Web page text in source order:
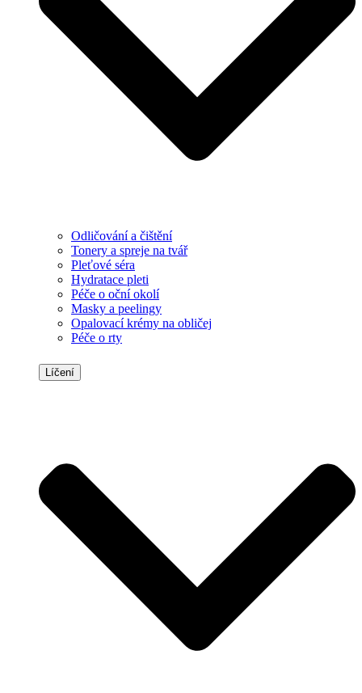
Odličování a čištění
Tonery a spreje na tvář
Pleťové séra
Hydratace pleti
Péče o oční okolí
Masky a peelingy
Opalovací krémy na obličej
Péče o rty
Líčení